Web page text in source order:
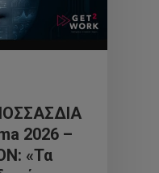
2026 –
«Τα